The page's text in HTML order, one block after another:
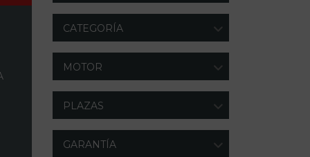
CATEGORÍA
MOTOR
PLAZAS
GARANTÍA